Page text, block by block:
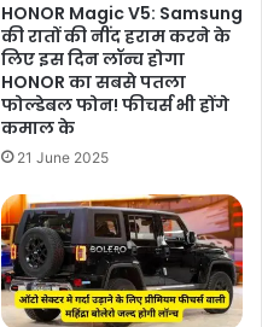
HONOR Magic V5: Samsung
की रातों की नींद हराम करने के
लिए इस दिन लॉन्च होगा
HONOR का सबसे पतला
फोल्डेबल फोन! फीचर्स भी होंगे
कमाल के
21 June 2025